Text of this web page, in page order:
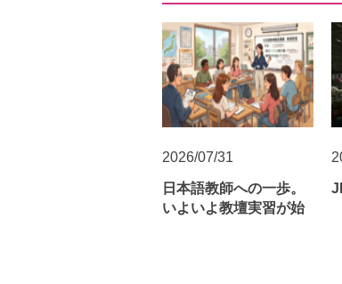
2026/07/31
日本語教師への一歩。
いよいよ教壇実習が始